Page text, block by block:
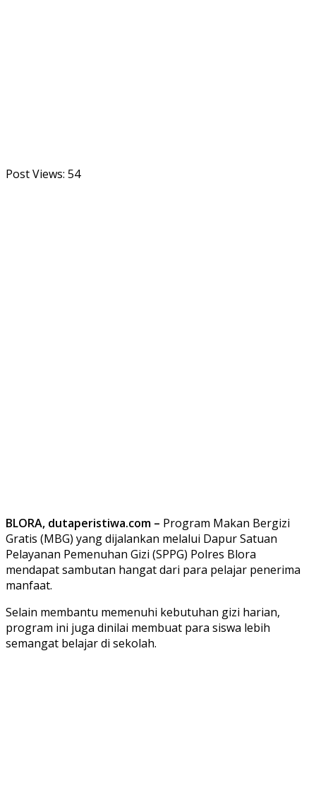
Post Views: 54
BLORA, dutaperistiwa.com – Program Makan Bergizi
Gratis (MBG) yang dijalankan melalui Dapur Satuan
Pelayanan Pemenuhan Gizi (SPPG) Polres Blora
mendapat sambutan hangat dari para pelajar penerima
manfaat.
Selain membantu memenuhi kebutuhan gizi harian,
program ini juga dinilai membuat para siswa lebih
semangat belajar di sekolah.